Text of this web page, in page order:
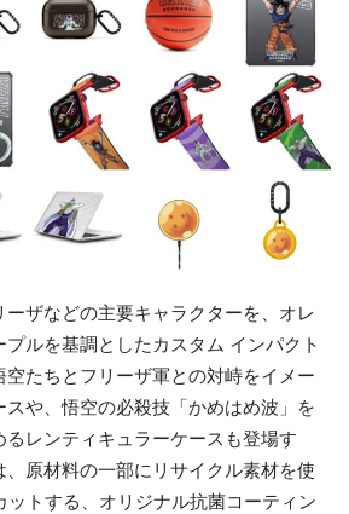
ザなどの主要キャラクターを、オレ
プルを基調としたカスタム インパクト
たちとフリーザ軍との対峙をイメー
スや、悟空の必殺技「かめはめ波」を
レンティキュラーケースも登場す
、原材料の一部にリサイクル素材を使
ットする、オリジナル抗菌コーティン